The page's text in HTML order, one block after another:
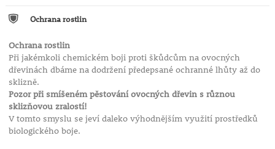
Ochrana rostlin
Ochrana rostlin
Při jakémkoli chemickém boji proti škůdcům na ovocných
dřevinách dbáme na dodržení předepsané ochranné lhůty až do
sklizně.
Pozor při smíšeném pěstování ovocných dřevin s různou
sklizňovou zralostí!
V tomto smyslu se jeví daleko výhodnějším využití prostředků
biologického boje.